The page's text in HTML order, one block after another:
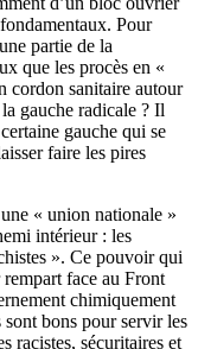
Pour
partie de la
que les procès en «
cordon sanitaire autour
gauche radicale ? Il
gauche qui se
faire les pires
« union nationale »
intérieur : les
». Ce pouvoir qui
face au Front
chimiquement
bons pour servir les
racistes, sécuritaires et